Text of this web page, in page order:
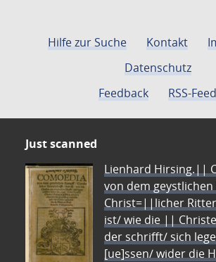
Hilfe zur Suche Kontakt
Datenschutz
Feedback
RSS-Feed
Just scanned
Lienhard Hirsing.||
von dem
Christ=||licher
ist/ wie die ||
der schrifft/ sich
[ue]ssen/ wider die